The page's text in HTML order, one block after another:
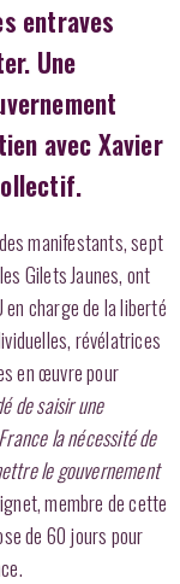
entraves
Une
avec Xavier
manifestants, sept
Gilets Jaunes, ont
en charge de la liberté
révélatrices
en œuvre pour
de saisir une
la nécessité de
le gouvernement
membre de cette
de 60 jours pour